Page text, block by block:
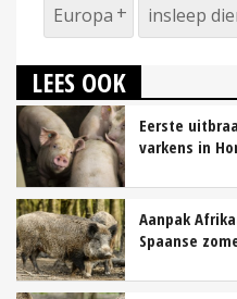
Europa insleep
LEES OOK
Eerste
varkens in
Aanpak
Spaanse